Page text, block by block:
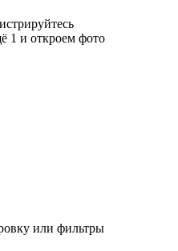
1 и откроем фото
или фильтры